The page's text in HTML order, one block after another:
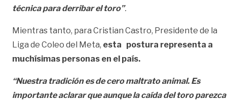
técnica para derribar el toro”.
Mientras tanto, para Cristian Castro, Presidente de la
Liga de Coleo del Meta, esta postura representa a
muchísimas personas en el país.
“Nuestra tradición es de cero maltrato animal. Es
importante aclarar que aunque la caída del toro parezca